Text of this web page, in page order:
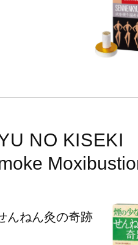
NO KISEKI
んねん灸の奇跡